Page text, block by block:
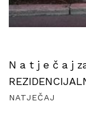
N a t j e č a j
NATJEČAJ